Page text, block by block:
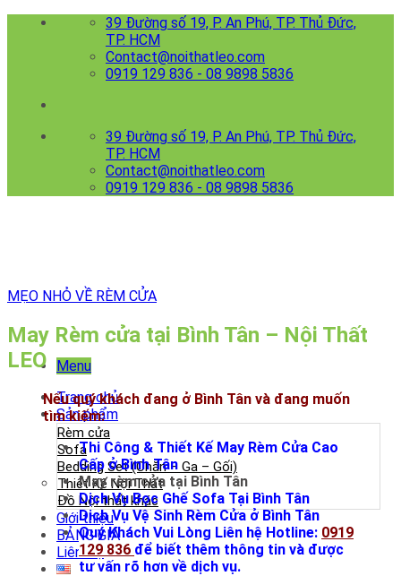
39 Đường số 19, P. An Phú, TP. Thủ Đức,
TP. HCM
Contact@noithatleo.com
0919 129 836 - 08 9898 5836
39 Đường số 19, P. An Phú, TP. Thủ Đức,
TP. HCM
Contact@noithatleo.com
0919 129 836 - 08 9898 5836
Menu
Trang chủ
Sản phẩm
Rèm cửa
Sofa
Bedding Set (Chăn – Ga – Gối)
Thiết Kế Nội Thất
Đồ Nội thất khác
Giới thiệu
BẢNG GIÁ
Liên Hệ
MẸO NHỎ VỀ RÈM CỬA
May Rèm cửa tại Bình Tân – Nội Thất
LEO
Nếu quý khách đang ở Bình Tân và đang muốn
tìm kiếm:
Thi Công & Thiết Kế May Rèm Cửa Cao
Cấp ở Bình Tân
May rèm cửa tại Bình Tân
Dịch Vụ Bọc Ghế Sofa Tại Bình Tân
Dịch Vụ Vệ Sinh Rèm Cửa ở Bình Tân
Quý Khách Vui Lòng Liên hệ Hotline: 0919
129 836 để biết thêm thông tin và được
tư vấn rõ hơn về dịch vụ.